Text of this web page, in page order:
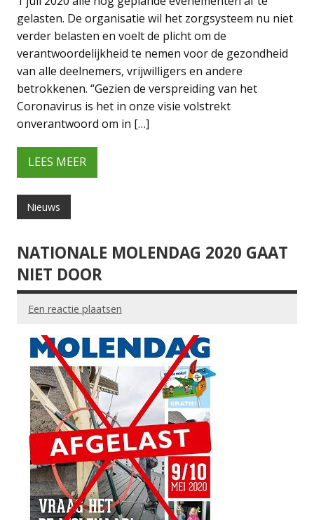
gelasten. De organisatie wil het zorgsysteem nu niet
verder belasten en voelt de plicht om de
verantwoordelijkheid te nemen voor de gezondheid
van alle deelnemers, vrijwilligers en andere
betrokkenen. “Gezien de verspreiding van het
Coronavirus is het in onze visie volstrekt
onverantwoord om in […]
LEES MEER
Nieuws
NATIONALE MOLENDAG 2020 GAAT
NIET DOOR
Een reactie plaatsen